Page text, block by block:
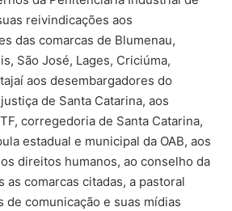
reivindicações aos
das comarcas de Blumenau,
São José, Lages, Criciúma,
aos desembargadores do
de Santa Catarina, aos
corregedoria de Santa Catarina,
estadual e municipal da OAB, aos
direitos humanos, ao conselho da
as comarcas citadas, a pastoral
de comunicação e suas mídias